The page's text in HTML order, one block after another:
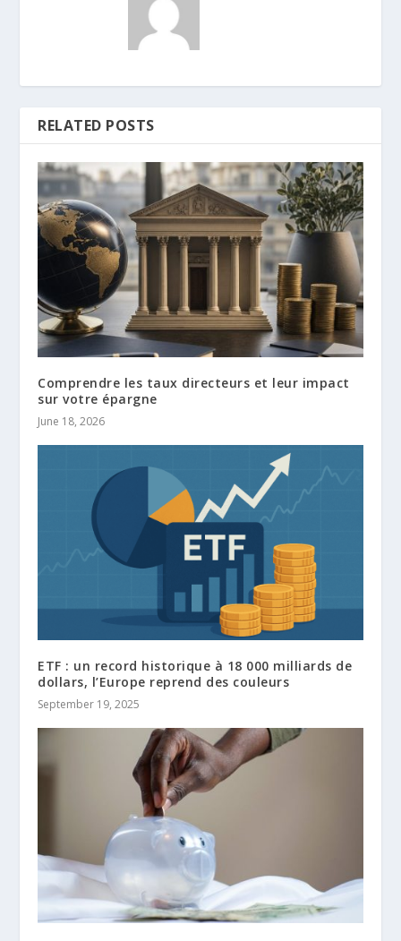
RELATED POSTS
Comprendre les taux directeurs et leur impact
sur votre épargne
June 18, 2026
ETF : un record historique à 18 000 milliards de
dollars, l’Europe reprend des couleurs
September 19, 2025